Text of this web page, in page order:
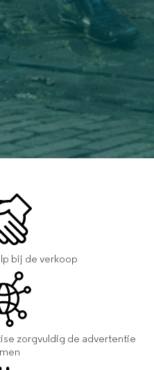
bij de verkoop
zorgvuldig de advertentie